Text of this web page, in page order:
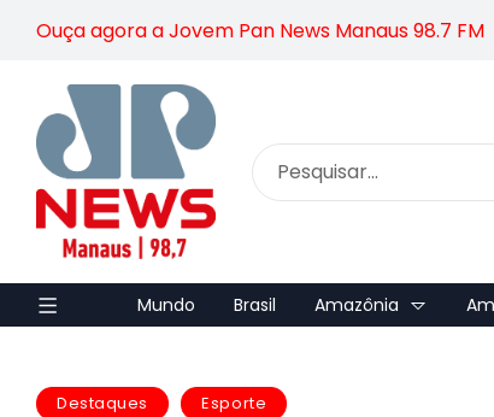
Ouça agora a Jovem Pan News Manaus 98.7 FM
Mundo Brasil Amazônia
Destaques Esporte